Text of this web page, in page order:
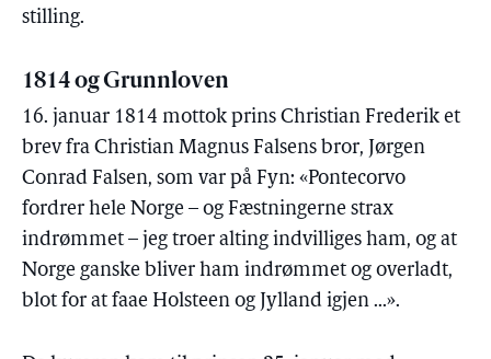
stilling.
1814 og Grunnloven
16. januar 1814 mottok prins Christian Frederik et
brev fra Christian Magnus Falsens bror, Jørgen
Conrad Falsen, som var på Fyn: «Pontecorvo
fordrer hele Norge – og Fæstningerne strax
indrømmet – jeg troer alting indvilliges ham, og at
Norge ganske bliver ham indrømmet og overladt,
blot for at faae Holsteen og Jylland igjen ...».